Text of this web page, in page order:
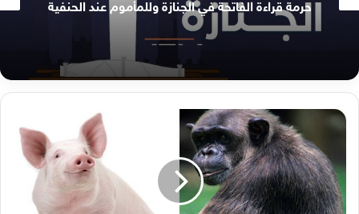
حرمة قراءة الفاتحة في الجنازة وللمأموم عند الحنفية
هل
القردة
والخنازير
من
اليهود
الممسوخين